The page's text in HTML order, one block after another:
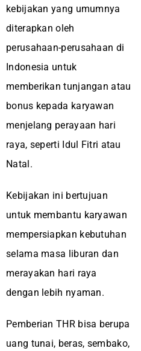
kebijakan yang umumnya
diterapkan oleh
perusahaan-perusahaan di
Indonesia untuk
memberikan tunjangan atau
bonus kepada karyawan
menjelang perayaan hari
raya, seperti Idul Fitri atau
Natal.
Kebijakan ini bertujuan
untuk membantu karyawan
mempersiapkan kebutuhan
selama masa liburan dan
merayakan hari raya
dengan lebih nyaman.
Pemberian THR bisa berupa
uang tunai, beras, sembako,